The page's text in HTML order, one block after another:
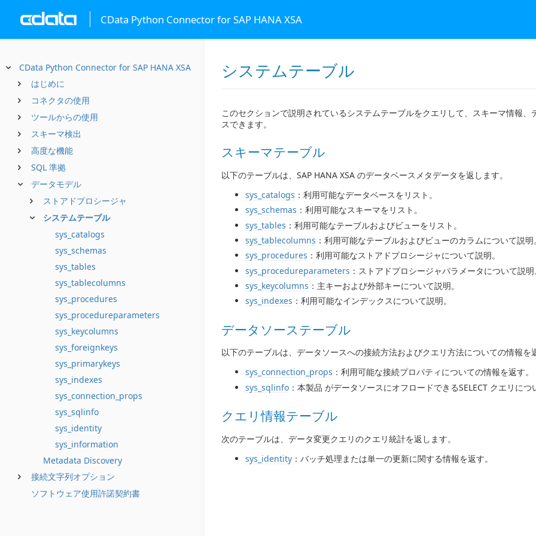
CData Python Connector for SAP HANA XSA
CData Python Connector for SAP HANA XSA
はじめに
コネクタの使用
ツールからの使用
スキーマ検出
高度な機能
SQL 準拠
データモデル
ストアドプロシージャ
システムテーブル
sys_catalogs
sys_schemas
sys_tables
sys_tablecolumns
sys_procedures
sys_procedureparameters
sys_keycolumns
sys_foreignkeys
sys_primarykeys
sys_indexes
sys_connection_props
sys_sqlinfo
sys_identity
sys_information
Metadata Discovery
接続文字列オプション
ソフトウェア使用許諾契約書
システムテーブル
このセクションで説明されているシステムテーブルをクエリして、スキーマ情報
スできます。
スキーマテーブル
以下のテーブルは、SAP HANA XSA のデータベースメタデータを返します。
sys_catalogs ：利用可能なデータベースをリスト。
sys_schemas ：利用可能なスキーマをリスト。
sys_tables ：利用可能なテーブルおよびビューをリスト。
sys_tablecolumns ：利用可能なテーブルおよびビューのカラムについて説明。
sys_procedures ：利用可能なストアドプロシージャについて説明。
sys_procedureparameters ：ストアドプロシージャパラメータについて説明
sys_keycolumns ：主キーおよび外部キーについて説明。
sys_indexes ：利用可能なインデックスについて説明。
データソーステーブル
以下のテーブルは、データソースへの接続方法およびクエリ方法についての情報を
sys_connection_props ：利用可能な接続プロパティについての情報を返す。
sys_sqlinfo ：本製品 がデータソースにオフロードできるSELECT クエリにつ
クエリ情報テーブル
次のテーブルは、データ変更クエリのクエリ統計を返します。
sys_identity ：バッチ処理または単一の更新に関する情報を返す。